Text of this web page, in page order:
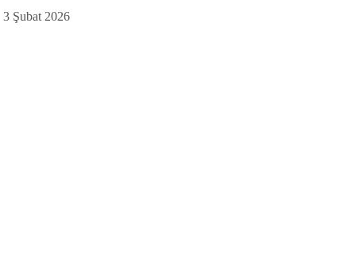
3 Şubat 2026